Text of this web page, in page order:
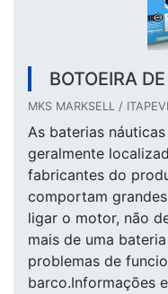
BOTOEIRA
MKS MARKSELL /
As baterias
geralmente
fabricantes do
comportam
ligar o motor, não
mais de uma
problemas de
barco.Informações